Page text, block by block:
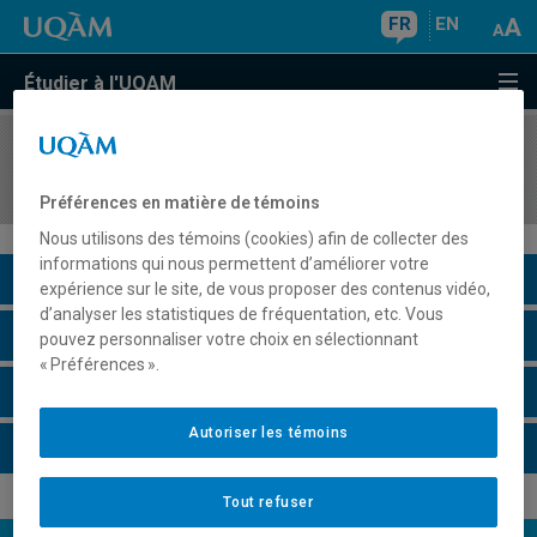
FR EN
Étudier à l'UQAM
COURS//
Description du cours
Horaire - Été 2026
Préférences en matière de témoins
Nous utilisons des témoins (cookies) afin de collecter des
informations qui nous permettent d’améliorer votre
expérience sur le site, de vous proposer des contenus vidéo,
d’analyser les statistiques de fréquentation, etc. Vous
pouvez personnaliser votre choix en sélectionnant
« Préférences ».
Tout refuser
Autoriser les témoins